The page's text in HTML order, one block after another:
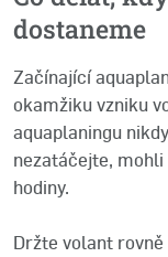
dostaneme
Začínající
okamžiku vzniku
aquaplaningu
nezatáčejte,
hodiny.
Držte volant rovně